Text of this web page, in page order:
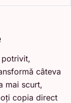
potrivit,
câteva
mai scurt,
copia direct